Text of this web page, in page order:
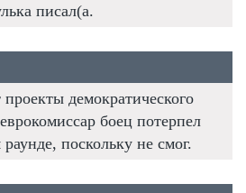
писал(а.
демократического
боец потерпел
поскольку не смог.